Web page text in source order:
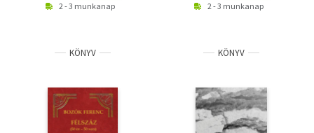
2 - 3 munkanap 2 - 3 munkanap
KÖNYV KÖNYV